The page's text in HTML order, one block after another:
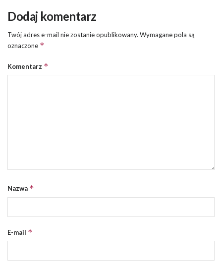
Dodaj komentarz
Twój adres e-mail nie zostanie opublikowany. Wymagane pola są
oznaczone *
Komentarz *
Nazwa *
E-mail *